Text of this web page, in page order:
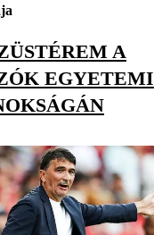
A
EGYETEMI